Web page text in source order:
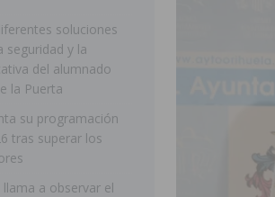
08/2026 ]
La Guardia Civil detiene a un hombre en
El Hospital Vega Baja disminuye desde
2026 ]
La Policía Local de Rojales pone a
soluciones
seguridad y la
del alumnado
la Puerta
su programación
tras superar los
llama a observar el